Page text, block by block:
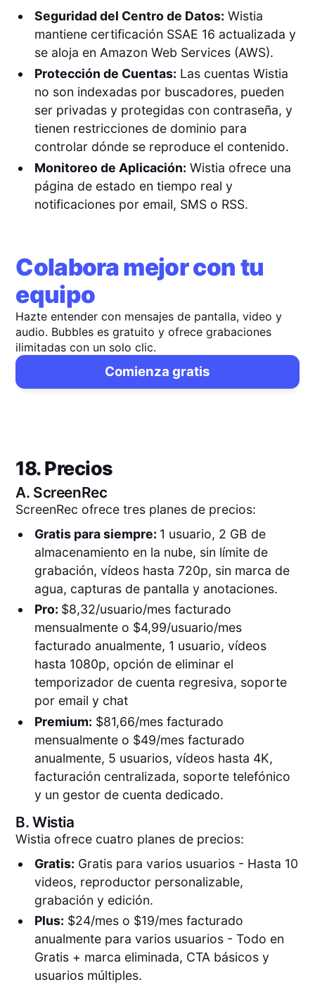
Seguridad del Centro de Datos: Wistia
mantiene certificación SSAE 16 actualizada y
se aloja en Amazon Web Services (AWS).
Protección de Cuentas: Las cuentas Wistia
no son indexadas por buscadores, pueden
ser privadas y protegidas con contraseña, y
tienen restricciones de dominio para
controlar dónde se reproduce el contenido.
Monitoreo de Aplicación: Wistia ofrece una
página de estado en tiempo real y
notificaciones por email, SMS o RSS.
Colabora mejor con tu
equipo
Hazte entender con mensajes de pantalla, video y
audio. Bubbles es gratuito y ofrece grabaciones
ilimitadas con un solo clic.
Comienza gratis
18. Precios
A. ScreenRec
ScreenRec ofrece tres planes de precios:
Gratis para siempre: 1 usuario, 2 GB de
almacenamiento en la nube, sin límite de
grabación, vídeos hasta 720p, sin marca de
agua, capturas de pantalla y anotaciones.
Pro: $8,32/usuario/mes facturado
mensualmente o $4,99/usuario/mes
facturado anualmente, 1 usuario, vídeos
hasta 1080p, opción de eliminar el
temporizador de cuenta regresiva, soporte
por email y chat
Premium: $81,66/mes facturado
mensualmente o $49/mes facturado
anualmente, 5 usuarios, vídeos hasta 4K,
facturación centralizada, soporte telefónico
y un gestor de cuenta dedicado.
B.Wistia
Wistia ofrece cuatro planes de precios:
Gratis: Gratis para varios usuarios - Hasta 10
videos, reproductor personalizable,
grabación y edición.
Plus: $24/mes o $19/mes facturado
anualmente para varios usuarios - Todo en
Gratis + marca eliminada, CTA básicos y
usuarios múltiples.